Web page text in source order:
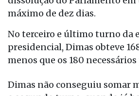
máximo de dez dias.
No terceiro e último turno da
presidencial, Dimas obteve
menos que os 180
Dimas não conseguiu somar